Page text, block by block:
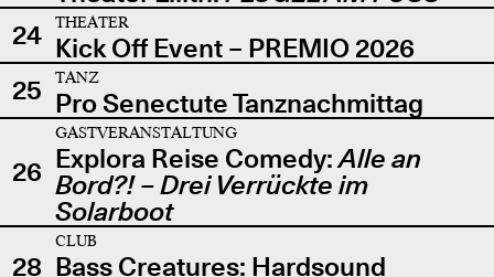
24
THEATER
Kick Off Event – PREMIO 2026
25
TANZ
Pro Senectute Tanznachmittag
26
GASTVERANSTALTUNG
Explora Reise Comedy:Alle an
Bord?! – Drei Verrückte im
Solarboot
28
CLUB
Bass Creatures: Hardsound